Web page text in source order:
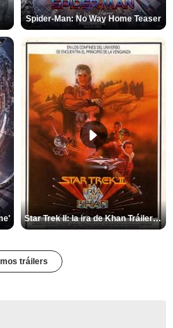
Spider-Man: No Way Home Teaser
Star Trek II: la ira de Khan Tráiler VO
tráilers